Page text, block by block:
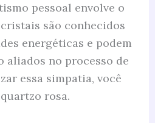
pessoal envolve o
são conhecidos
energéticas e podem
aliados no processo de
essa simpatia, você
rosa.